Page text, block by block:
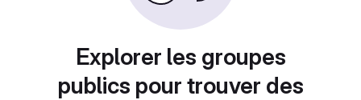
Explorer les groupes
publics pour trouver des